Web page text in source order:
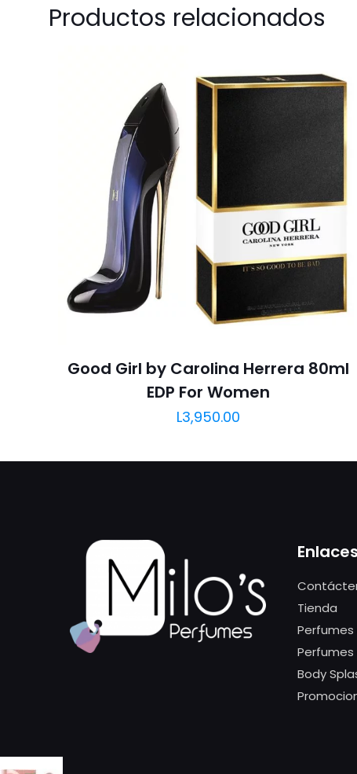
Productos relacionados
Good Girl by Carolina Herrera 80ml
EDP For Women
L3,950.00
Tienda
Perfumes
Body